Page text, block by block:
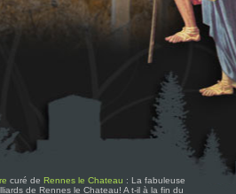
curé de Rennes le Chateau : La fabuleuse
de Rennes le Chateau! A t-il à la fin du